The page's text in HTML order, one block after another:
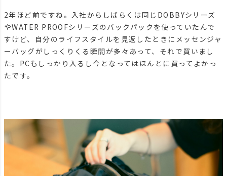
2年ほど前ですね。入社からしばらくは同じDOBBYシリーズ
やWATER PROOFシリーズのバックパックを使っていたんで
すけど、自分のライフスタイルを見返したときにメッセンジャ
ーバッグがしっくりくる瞬間が多々あって、それで買いまし
た。PCもしっかり入るし今となってはほんとに買ってよかっ
たです。